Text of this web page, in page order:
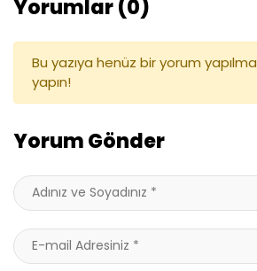
Yorumlar (0)
Bu yazıya henüz bir yorum
yapın!
Yorum Gönder